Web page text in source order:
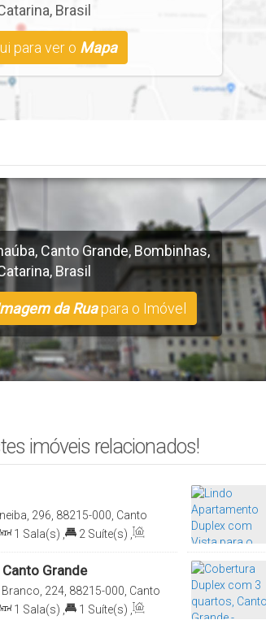
, Brasil
para ver o Mapa
, Canto Grande, Bombinhas,
, Brasil
da Ruapara o Imóvel
imóveis relacionados!
296, 88215-000, Canto
1 Sala(s) 2 Suíte(s)
Grande
Branco, 224, 88215-000, Canto
1 Sala(s) 1 Suíte(s)